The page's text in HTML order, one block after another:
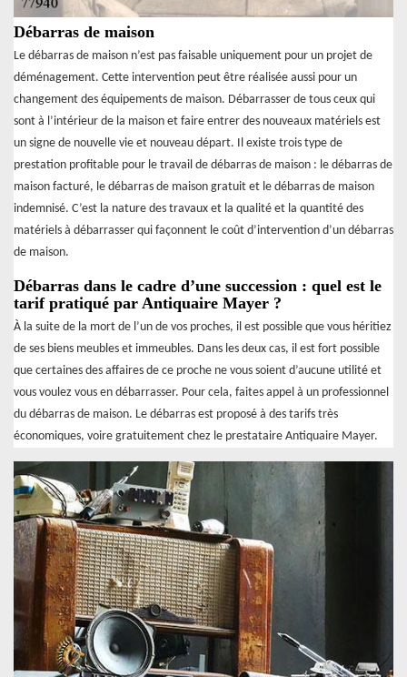
Débarras de maison
Le débarras de maison n’est pas faisable uniquement pour un projet de
déménagement. Cette intervention peut être réalisée aussi pour un
changement des équipements de maison. Débarrasser de tous ceux qui
sont à l’intérieur de la maison et faire entrer des nouveaux matériels est
un signe de nouvelle vie et nouveau départ. Il existe trois type de
prestation profitable pour le travail de débarras de maison : le débarras de
maison facturé, le débarras de maison gratuit et le débarras de maison
indemnisé. C’est la nature des travaux et la qualité et la quantité des
matériels à débarrasser qui façonnent le coût d’intervention d’un débarras
de maison.
Débarras dans le cadre d’une succession : quel est le
tarif pratiqué par Antiquaire Mayer ?
À la suite de la mort de l’un de vos proches, il est possible que vous héritiez
de ses biens meubles et immeubles. Dans les deux cas, il est fort possible
que certaines des affaires de ce proche ne vous soient d’aucune utilité et
vous voulez vous en débarrasser. Pour cela, faites appel à un professionnel
du débarras de maison. Le débarras est proposé à des tarifs très
économiques, voire gratuitement chez le prestataire Antiquaire Mayer.